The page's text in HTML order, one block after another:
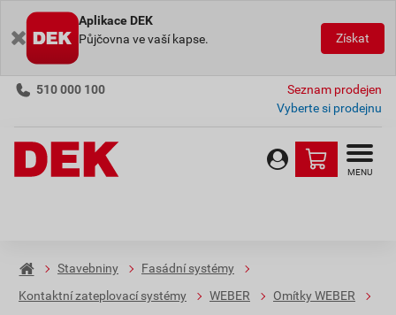
Aplikace DEK
Půjčovna ve vaší kapse.
Získat
510 000 100
Seznam prodejen
Vyberte si prodejnu
MENU
Stavebniny
Fasádní systémy
Kontaktní zateplovací systémy
WEBER
Omítky WEBER